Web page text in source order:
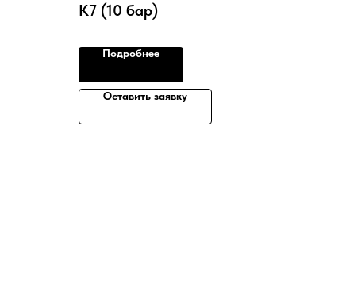
К7 (10 бар)
Подробнее
Оставить заявку